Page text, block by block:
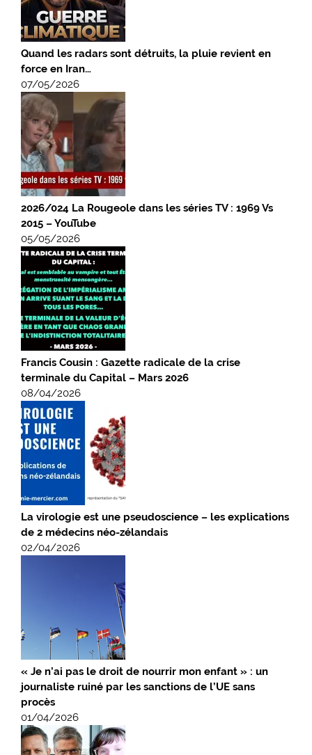
Quand les radars sont détruits, la pluie revient en
force en Iran…
07/05/2026
2026/024 La Rougeole dans les séries TV : 1969 Vs
2015 – YouTube
05/05/2026
Francis Cousin : Gazette radicale de la crise
terminale du Capital – Mars 2026
08/04/2026
La virologie est une pseudoscience – les explications
de 2 médecins néo-zélandais
02/04/2026
« Je n’ai pas le droit de nourrir mon enfant » : un
journaliste ruiné par les sanctions de l’UE sans
procès
01/04/2026